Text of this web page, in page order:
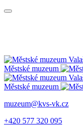
Městské muzeum
Městské muzeum
muzeum@kvs-vk.cz
+420 577 320 095